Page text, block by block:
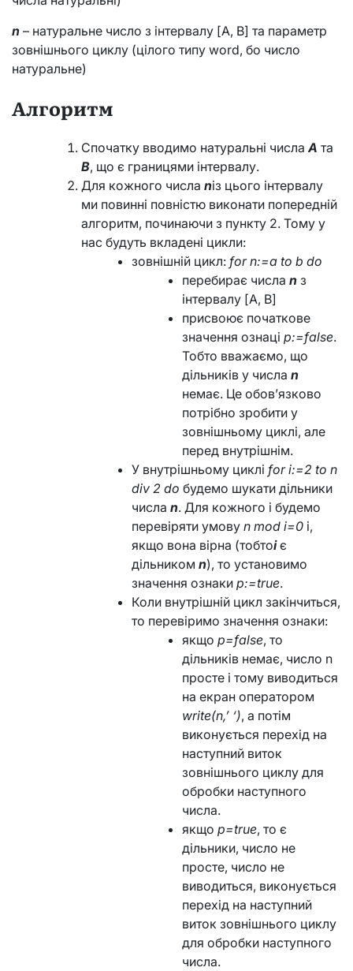
n – натуральне число з інтервалу [A, B] та параметр
зовнішнього циклу (цілого типу word, бо число
натуральне)
Алгоритм
Спочатку вводимо натуральні числаA та
B, що є границями інтервалу.
Для кожного числа nіз цього інтервалу
ми повинні повністю виконати попередній
алгоритм, починаючи з пункту 2. Тому у
нас будуть вкладені цикли:
зовнішній цикл: for n:=a to b do
перебирає числа n з
інтервалу [A, B]
присвоює початкове
значення ознаці p:=false.
Тобто вважаємо, що
дільників у числа n
немає. Це обов’язково
потрібно зробити у
зовнішньому циклі, але
перед внутрішнім.
У внутрішньому циклі for i:=2 to n
div 2 do будемо шукати дільники
числа n. Для кожного i будемо
перевіряти умову n mod i=0 і,
якщо вона вірна (тобтоiє
дільником n), то установимо
значення ознаки p:=true.
Коли внутрішній цикл закінчиться,
то перевіримо значення ознаки:
якщо p=false, то
дільників немає, число n
просте і тому виводиться
на екран оператором
write(n,’ ‘), а потім
виконується перехід на
наступний виток
зовнішнього циклу для
обробки наступного
числа.
якщо p=true, то є
дільники, число не
просте, число не
виводиться, виконується
перехід на наступний
виток зовнішнього циклу
для обробки наступного
числа.